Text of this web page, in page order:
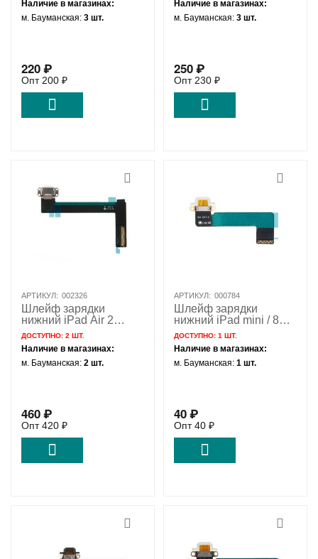
02298
Наличие в магазинах:
м. Бауманская:3 шт.
220₽
Опт 200 ₽
Наличие в магазинах:
м. Бауманская:3 шт.
250₽
Опт 230 ₽
АРТИКУЛ: 002326
Шлейф зарядки
нижний iPad Air 2
белый / 821-2587
ДОСТУПНО:2 ШТ.
Наличие в магазинах:
м. Бауманская:2 шт.
460₽
Опт420 ₽
АРТИКУЛ: 000784
Шлейф зарядки
нижний iPad mini / 821-
1517 белый
ДОСТУПНО:1 ШТ.
Наличие в магазинах:
м. Бауманская:1 шт.
40₽
Опт40 ₽